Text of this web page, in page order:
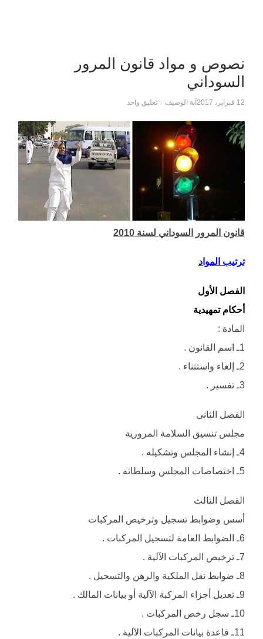
نصوص و مواد قانون المرور
السوداني
12 فبراير، 2017 آية الوصيف / تعليق واحد
قانون المرور السوداني لسنة 2010
ترتيب المواد
الفصل الأول
أحكام تمهيدية
المادة :
1ـ اسم القانون .
2ـ إلغاء واستثناء .
3ـ تفسير .
الفصل الثانى
مجلس تنسيق السلامة المرورية
4ـ إنشاء المجلس وتشكيله .
5ـ اختصاصات المجلس وسلطاته .
الفصل الثالث
أسس وضوابط تسجيل وترخيص المركبات
6ـ الضوابط العامة لتسجيل المركبات .
7ـ ترخيص المركبات الآلية .
8ـ ضوابط نقل الملكية والرهن والتسجيل .
9ـ تعديل أجزاء المركبة الآلية أو بيانات المالك .
10ـ سجل رخص المركبات .
11ـ قاعدة بيانات المركبات الآلية .